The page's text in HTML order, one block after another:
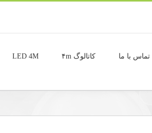
تماس با ما کاتالوگ ۴m LED 4M